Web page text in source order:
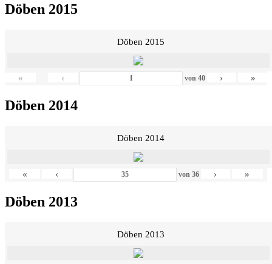
Döben 2015
Döben 2015
« ‹ von 40 › »
Döben 2014
Döben 2014
« ‹ von 36 › »
Döben 2013
Döben 2013